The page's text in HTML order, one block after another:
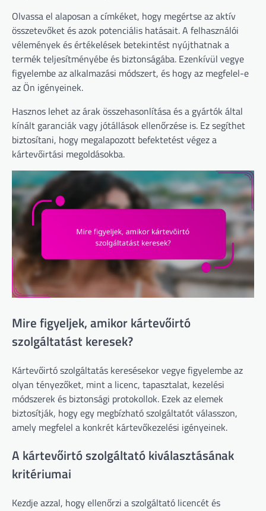
Olvassa el alaposan a címkéket, hogy megértse az aktív
összetevőket és azok potenciális hatásait. A felhasználói
vélemények és értékelések betekintést nyújthatnak a
termék teljesítményébe és biztonságába. Ezenkívül vegye
figyelembe az alkalmazási módszert, és hogy az megfelel-e
az Ön igényeinek.
Hasznos lehet az árak összehasonlítása és a gyártók által
kínált garanciák vagy jótállások ellenőrzése is. Ez segíthet
biztosítani, hogy megalapozott befektetést végez a
kártevőirtási megoldásokba.
Mire figyeljek, amikor kártevőirtó
szolgáltatást keresek?
Kártevőirtó szolgáltatás keresésekor vegye figyelembe az
olyan tényezőket, mint a licenc, tapasztalat, kezelési
módszerek és biztonsági protokollok. Ezek az elemek
biztosítják, hogy egy megbízható szolgáltatót válasszon,
amely megfelel a konkrét kártevőkezelési igényeinek.
A kártevőirtó szolgáltató kiválasztásának
kritériumai
Kezdje azzal, hogy ellenőrzi a szolgáltató licencét és